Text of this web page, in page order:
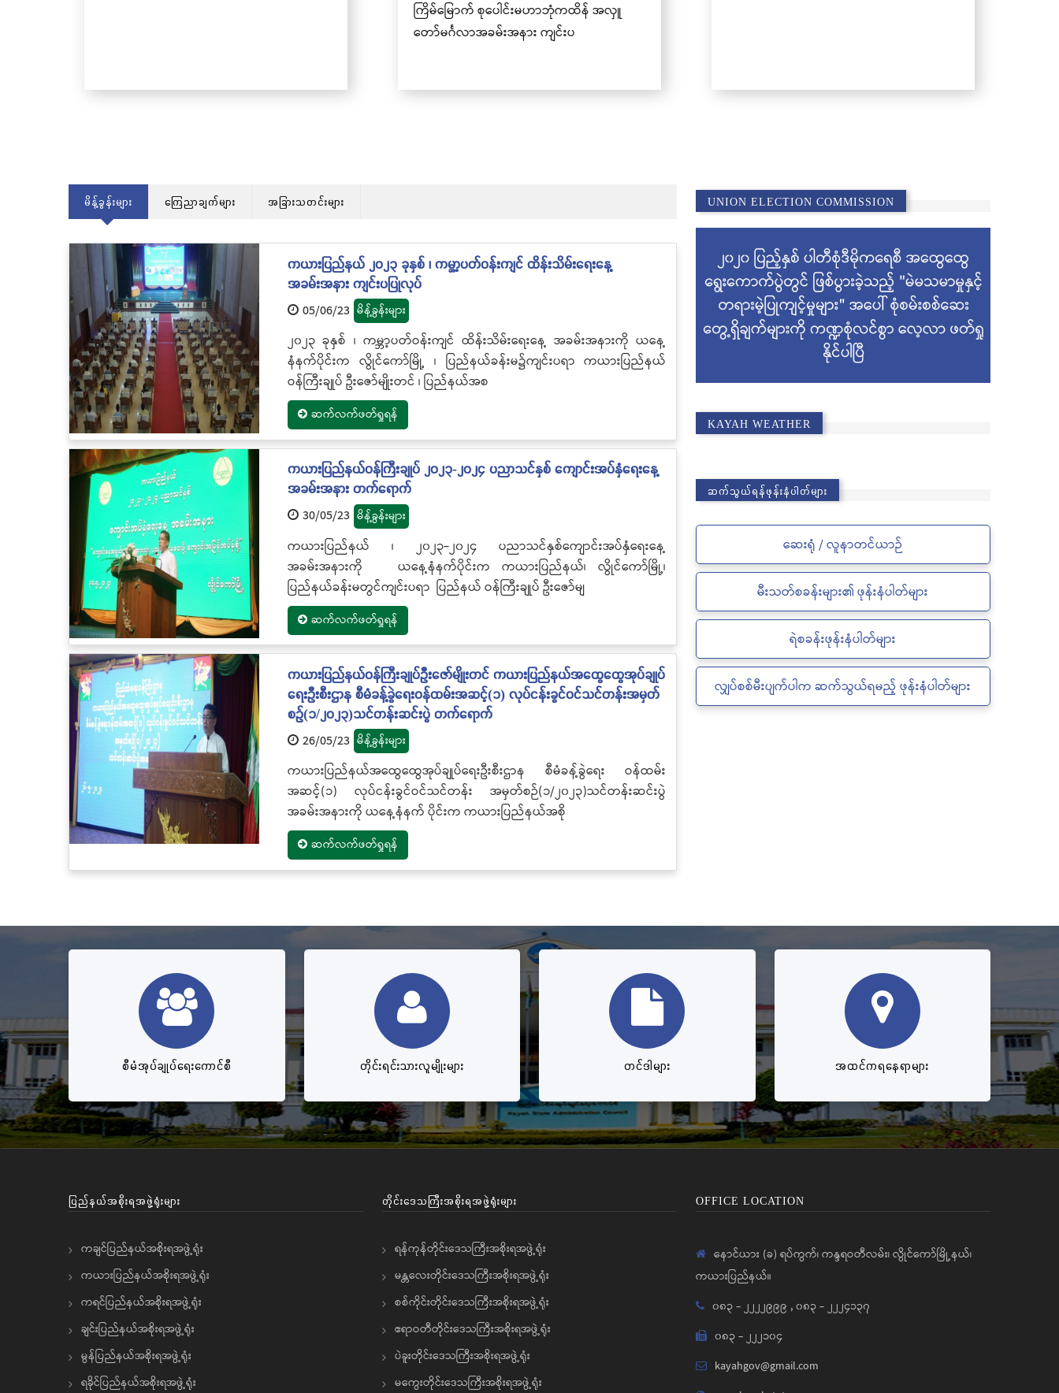
မိန့်ခွန်းများ ကြေညာချက်များ အခြားသတင်းများ
ကယားပြည်နယ် ၂၀၂၃ ခုနှစ် ၊ ကမ္ဘာ့ပတ်ဝန်းကျင် ထိန်းသိမ်းရေးနေ့
အခမ်းအနား ကျင်းပပြုလုပ်
05/06/23 မိန့်ခွန်းများ
၂၀၂၃ ခုနှစ် ၊ ကမ္ဘာ့ပတ်ဝန်းကျင် ထိန်းသိမ်းရေးနေ့ အခမ်းအနားကို ယနေ့
နံနက်ပိုင်းက လွိုင်ကော်မြို့ ၊ ပြည်နယ်ခန်းမ၌ကျင်းပရာ ကယားပြည်နယ်
ဝန်ကြီးချုပ် ဦးဇော်မျိုးတင် ၊ ပြည်နယ်အစ
ဆက်လက်ဖတ်ရှုရန်
ကယားပြည်နယ်ဝန်ကြီးချုပ် ၂၀၂၃-၂၀၂၄ ပညာသင်နှစ် ကျောင်းအပ်နှံရေးနေ့
အခမ်းအနား တက်ရောက်
30/05/23 မိန့်ခွန်းများ
ကယားပြည်နယ် ၊ ၂၀၂၃-၂၀၂၄ ပညာသင်နှစ်ကျောင်းအပ်နှံရေးနေ့
အခမ်းအနားကို ယနေ့နံနက်ပိုင်းက ကယားပြည်နယ်၊ လွိုင်ကော်မြို့၊
ပြည်နယ်ခန်းမတွင်ကျင်းပရာ ပြည်နယ် ဝန်ကြီးချုပ် ဦးဇော်မျ
ဆက်လက်ဖတ်ရှုရန်
ကယားပြည်နယ်ဝန်ကြီးချုပ်ဦးဇော်မျိုးတင် ကယားပြည်နယ်အထွေထွေအုပ်ချုပ်
ရေးဦးစီးဌာန စီမံခန့်ခွဲရေးဝန်ထမ်းအဆင့်(၁) လုပ်ငန်းခွင်ဝင်သင်တန်းအမှတ်
စဉ်(၁/၂၀၂၃)သင်တန်းဆင်းပွဲ တက်ရောက်
26/05/23 မိန့်ခွန်းများ
ကယားပြည်နယ်အထွေထွေအုပ်ချုပ်ရေးဦးစီးဌာန စီမံခန့်ခွဲရေး ဝန်ထမ်း
အဆင့်(၁) လုပ်ငန်းခွင်ဝင်သင်တန်း အမှတ်စဉ်(၁/၂၀၂၃)သင်တန်းဆင်းပွဲ
အခမ်းအနားကို ယနေ့နံနက် ပိုင်းက ကယားပြည်နယ်အစို
ဆက်လက်ဖတ်ရှုရန်
UNION ELECTION COMMISSION
KAYAH WEATHER
ဆက်သွယ်ရန်ဖုန်းနံပါတ်များ
ဆေးရုံ / လူနာတင်ယာဉ်
မီးသတ်စခန်းများ၏ ဖုန်းနံပါတ်များ
ရဲစခန်းဖုန်းနံပါတ်များ
လျှပ်စစ်မီးပျက်ပါက ဆက်သွယ်ရမည့် ဖုန်းနံပါတ်များ
စီမံအုပ်ချုပ်ရေးကောင်စီ တိုင်းရင်းသားလူမျိုးများ တင်ဒါများ အထင်ကရနေရာများ
ပြည်နယ်အစိုးရအဖွဲ့ရုံးများ
ကချင်ပြည်နယ်အစိုးရအဖွဲ့ရုံး
ကယားပြည်နယ်အစိုးရအဖွဲ့ရုံး
ကရင်ပြည်နယ်အစိုးရအဖွဲ့ရုံး
ချင်းပြည်နယ်အစိုးရအဖွဲ့ရုံး
မွန်ပြည်နယ်အစိုးရအဖွဲ့ရုံး
ရခိုင်ပြည်နယ်အစိုးရအဖွဲ့ရုံး
တိုင်းဒေသကြီးအစိုးရအဖွဲ့ရုံးများ
ရန်ကုန်တိုင်းဒေသကြီးအစိုးရအဖွဲ့ရုံး
မန္တလေးတိုင်းဒေသကြီးအစိုးရအဖွဲ့ရုံး
စစ်ကိုင်းတိုင်းဒေသကြီးအစိုးရအဖွဲ့ရုံး
ဧရာဝတီတိုင်းဒေသကြီးအစိုးရအဖွဲ့ရုံး
ပဲခူးတိုင်းဒေသကြီးအစိုးရအဖွဲ့ရုံး
မကွေးတိုင်းဒေသကြီးအစိုးရအဖွဲ့ရုံး
OFFICE LOCATION
နောင်ယား (ခ) ရပ်ကွက်၊ ကန္ဒရဝတီလမ်း၊ လွိုင်ကော်မြို့နယ်၊
ကယားပြည်နယ်။
၀၈၃ - ၂၂၂၂၉၉၉ ,၀၈၃ - ၂၂၂၄၁၃၇
၀၈၃ - ၂၂၂၁၀၄
kayahgov@gmail.com